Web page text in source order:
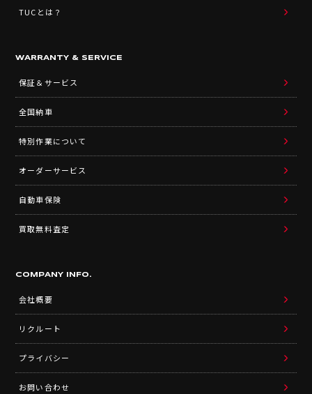
TUCとは？
WARRANTY & SERVICE
保証＆サービス
全国納車
特別作業について
オーダーサービス
自動車保険
買取無料査定
COMPANY INFO.
会社概要
リクルート
プライバシー
お問い合わせ